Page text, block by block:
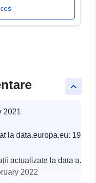
keyboard_arrow_up
2021
la data.europa.eu: 19
actualizate la data
2022